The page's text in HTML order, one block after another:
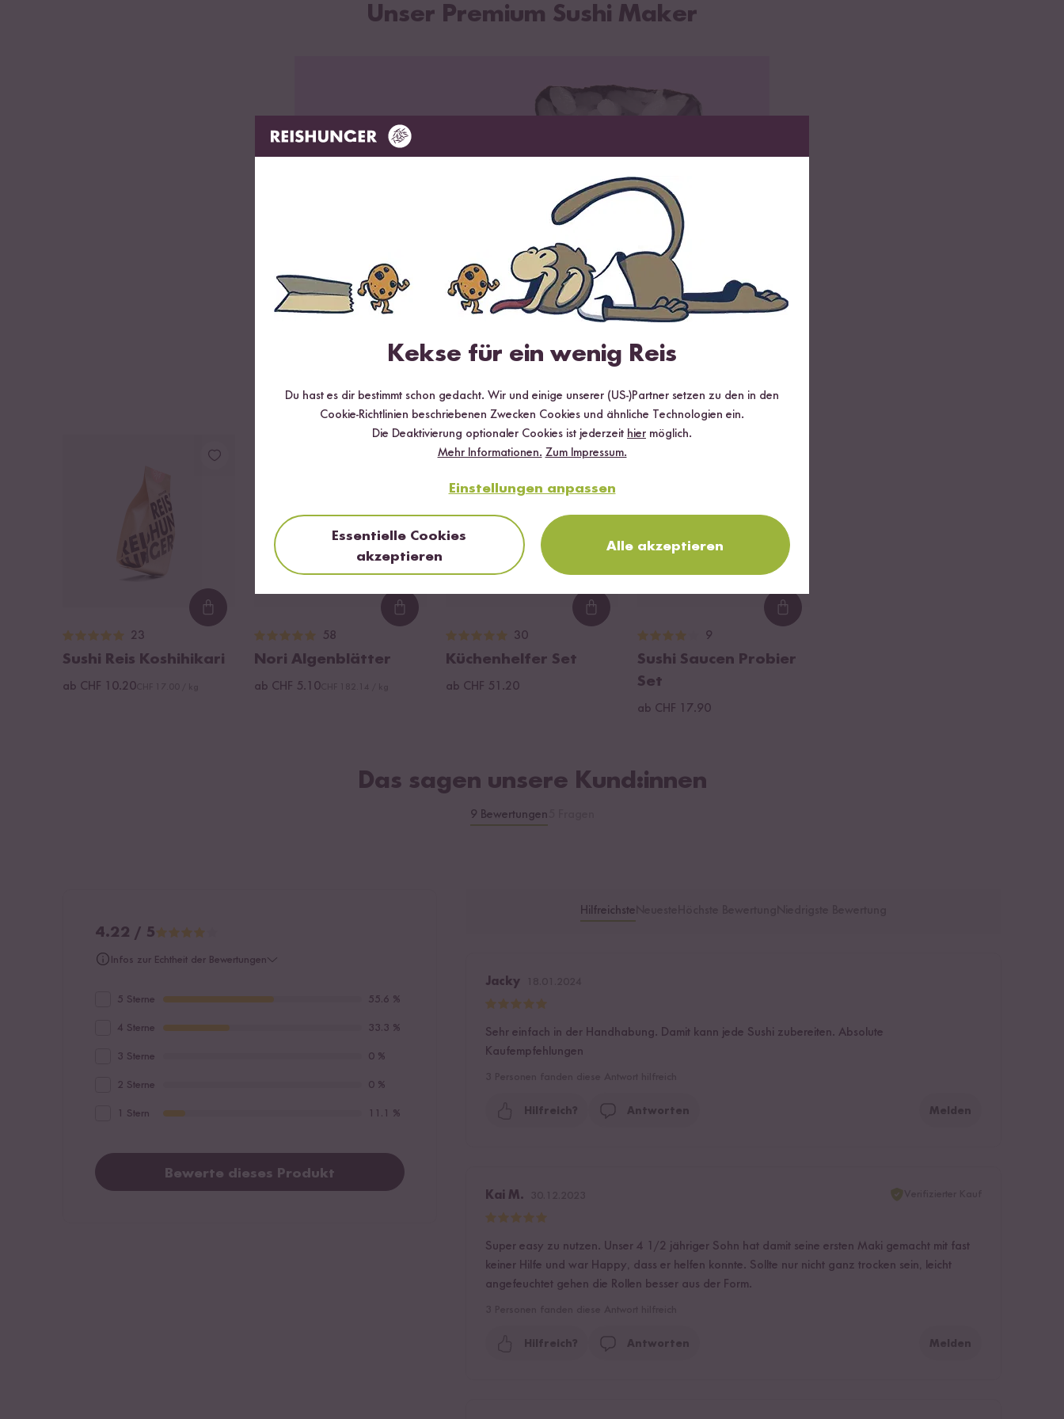
nicht spülmaschinengeeignet, bitte mit der Hand abspülenUnser Premium Sushi Maker
Wird oft zusammen gekauft
Loading...
23
Sushi Reis Koshihikari
ab CHF 10.20
Loading...
58
Nori Algenblätter
ab CHF 5.10
Loading...
30
Küchenhelfer Set
ab CHF 51.20
Loading...
9
Sushi Saucen Probier
Set
ab CHF 17.90
Das sagen unsere Kund:innen
9 Bewertungen
4.22 / 5
Infos zur Echtheit der Bewertungen
5 Sterne 55.6 %
4 Sterne 33.3 %
3 Sterne 0 %
2 Sterne 0 %
1 Stern 11.1 %
Bewerte dieses Produkt
Hilfreichste
Jacky
Sehr einfach in der Handhabung. Damit kann jede Sushi zubereiten. Absolute
Kaufempfehlungen
Hilfreich? Antworten Melden
Kai M.
Super easy zu nutzen. Unser 4 1/2 jähriger Sohn hat damit seine ersten Maki gemacht mit fast
keiner Hilfe und war Happy, dass er helfen konnte. Sollte nur nicht ganz trocken sein, leicht
angefeuchtet gehen die Rollen besser aus der Form.
Hilfreich? Antworten Melden
Kekse für ein wenig Reis
Du hast es dir bestimmt schon gedacht. Wir und einige unserer (US-)Partner setzen zu den in den
Cookie-Richtlinien beschriebenen Zwecken Cookies und ähnliche Technologien ein.
Die Deaktivierung optionaler Cookies ist jederzeit hier möglich.
Mehr Informationen. Zum Impressum.
Einstellungen anpassen
Essentielle Cookies
akzeptieren
Alle akzeptieren